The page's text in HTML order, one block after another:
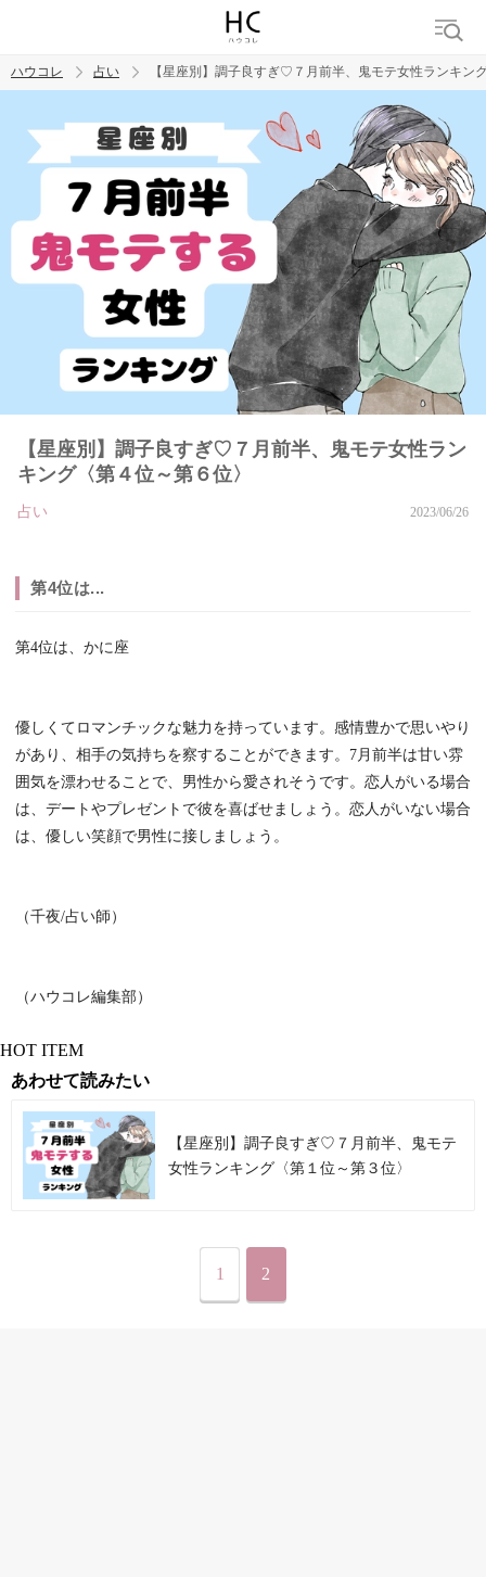
トレンド ワード
ハウコレ 占い 【星座別】調子良すぎ♡７月前半、鬼モテ女性ランキン
【星座別】調子良すぎ♡７月前半、鬼モテ女性ラン
キング〈第４位～第６位〉
占い 2023/06/26
第4位は...
第4位は、かに座
優しくてロマンチックな魅力を持っています。感情豊かで思いやり
があり、相手の気持ちを察することができます。7月前半は甘い雰
囲気を漂わせることで、男性から愛されそうです。恋人がいる場合
は、デートやプレゼントで彼を喜ばせましょう。恋人がいない場合
は、優しい笑顔で男性に接しましょう。
（千夜/占い師）
（ハウコレ編集部）
HOT ITEM
あわせて読みたい
【星座別】調子良すぎ♡７月前半、鬼モテ
女性ランキング〈第１位～第３位〉
1 2